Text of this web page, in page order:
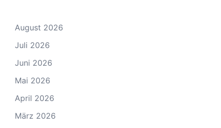
August 2026
Juli 2026
Juni 2026
Mai 2026
April 2026
März 2026